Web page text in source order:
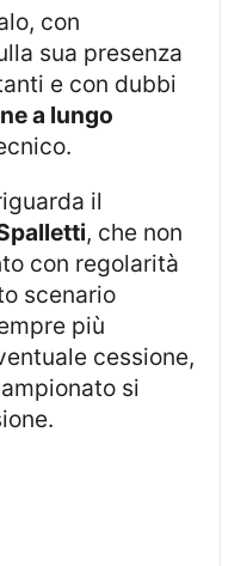
con
sua presenza
e con dubbi
a lungo
, che non
con regolarità
scenario
più
cessione,
si